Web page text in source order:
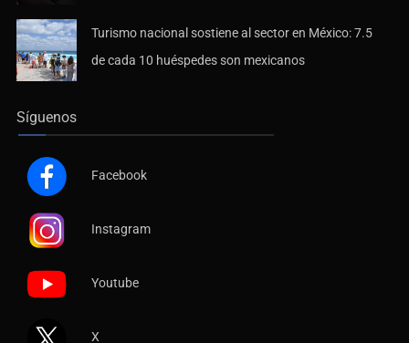
Turismo nacional sostiene al sector en México: 7.5
de cada 10 huéspedes son mexicanos
Síguenos
Facebook
Instagram
Youtube
X